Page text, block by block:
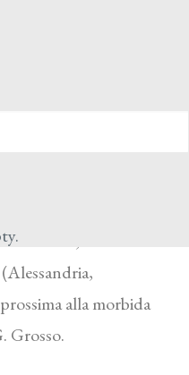
1869 –
Della sua esigua
raffigurante
Lorenzo,
alla morbida
Grosso.